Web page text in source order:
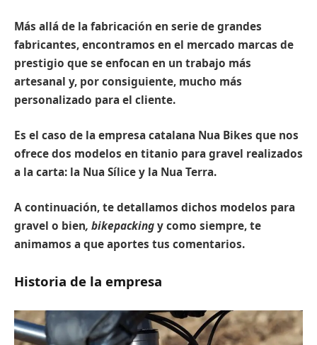
Más allá de la fabricación en serie de grandes
fabricantes, encontramos en el mercado marcas de
prestigio que se enfocan en un trabajo más
artesanal y, por consiguiente, mucho más
personalizado para el cliente.
Es el caso de la empresa catalana Nua Bikes que nos
ofrece dos modelos en titanio para gravel realizados
a la carta: la Nua Sílice y la Nua Terra.
A continuación, te detallamos dichos modelos para
gravel o bien, bikepackingy como siempre, te
animamos a que aportes tus comentarios.
Historia de la empresa